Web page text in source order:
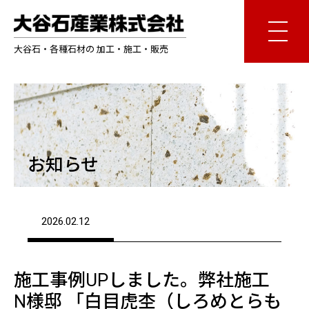
大谷石・各種石材の 加工・施工・販売
お知らせ
2026.02.12
施工事例UPしました。弊社施工
N様邸 「白目虎杢（しろめとらも